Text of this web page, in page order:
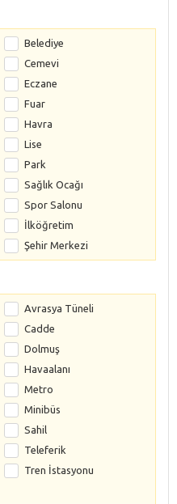
Belediye
Cemevi
Eczane
Fuar
Havra
Lise
Park
Sağlık Ocağı
Spor Salonu
İlköğretim
Şehir Merkezi
Avrasya Tüneli
Cadde
Dolmuş
Havaalanı
Metro
Minibüs
Sahil
Teleferik
Tren İstasyonu